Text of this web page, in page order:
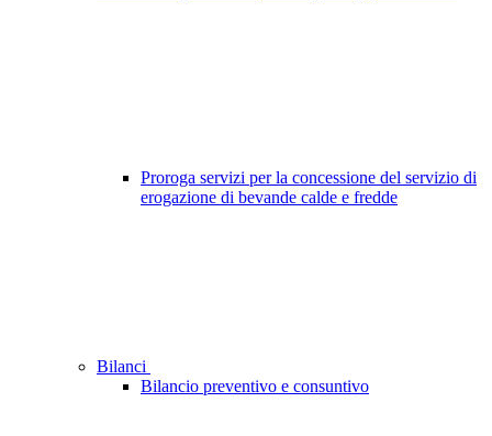
Proroga servizi per la concessione del servizio di
erogazione di bevande calde e fredde
Bilanci
Bilancio preventivo e consuntivo